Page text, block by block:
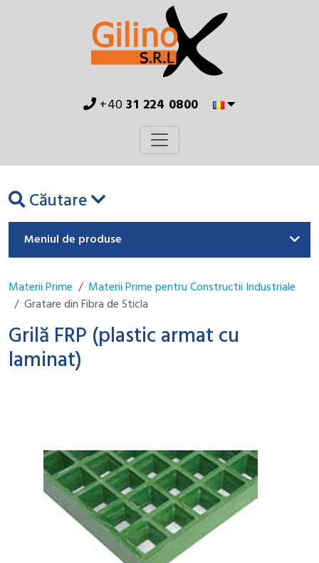
+4031 224 0800
Căutare
Meniul de produse
Materii Prime
Materii Prime pentru Constructii Industriale
Gratare din Fibra de Sticla
Grilă FRP (plastic armat cu
laminat)